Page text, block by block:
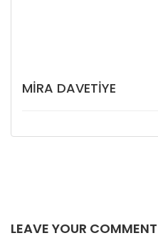
MIRA DAVETIYE
LEAVE YOUR COMMENT